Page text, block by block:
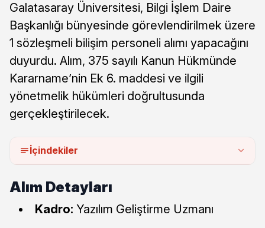
Galatasaray Üniversitesi, Bilgi İşlem Daire
Başkanlığı bünyesinde görevlendirilmek üzere
1 sözleşmeli bilişim personeli alımı yapacağını
duyurdu. Alım, 375 sayılı Kanun Hükmünde
Kararname’nin Ek 6. maddesi ve ilgili
yönetmelik hükümleri doğrultusunda
gerçekleştirilecek.
İçindekiler
Alım Detayları
Kadro: Yazılım Geliştirme Uzmanı